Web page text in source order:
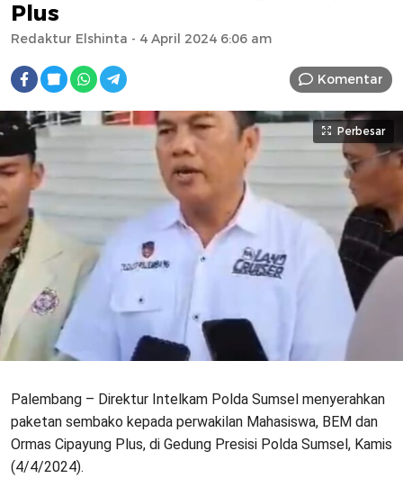
Plus
Redaktur Elshinta - 4 April 2024 6:06 am
Komentar
Perbesar
Palembang – Direktur Intelkam Polda Sumsel menyerahkan
paketan sembako kepada perwakilan Mahasiswa, BEM dan
Ormas Cipayung Plus, di Gedung Presisi Polda Sumsel, Kamis
(4/4/2024).